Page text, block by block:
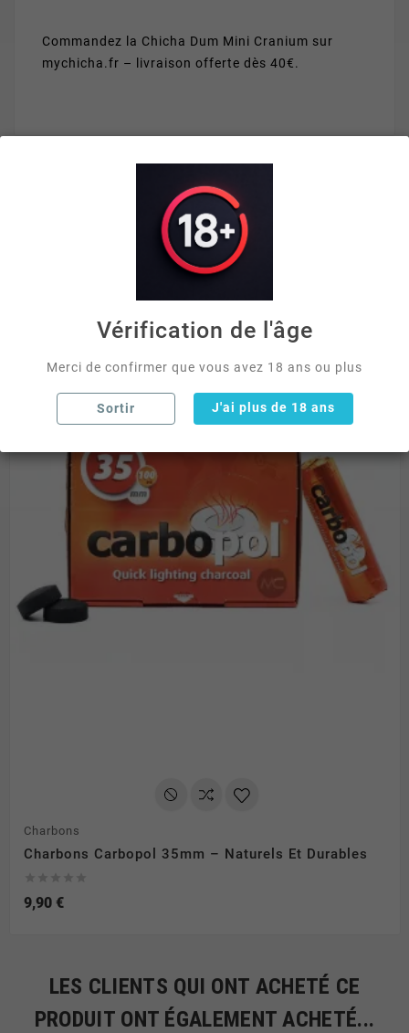
Commandez la Chicha Dum Mini Cranium sur
mychicha.fr – livraison offerte dès 40€.
VOUS AIMEREZ AUSSI
 
Charbons
Charbons Carbopol 35mm – Naturels Et Durables
9,90 €
LES CLIENTS QUI ONT ACHETÉ CE
PRODUIT ONT ÉGALEMENT ACHETÉ...
Vérification de l'âge
Merci de confirmer que vous avez 18 ans ou plus
Sortir J'ai plus de 18 ans